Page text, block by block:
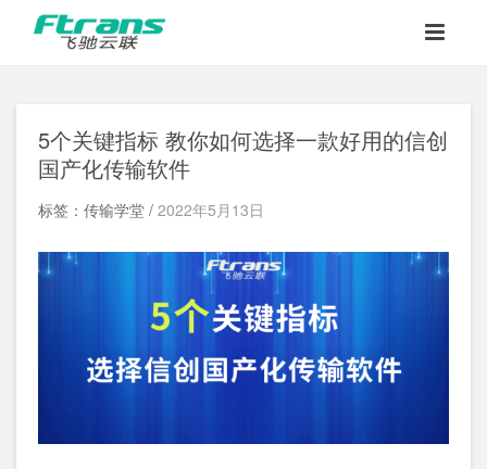
5个关键指标 教你如何选择一款好用的信创
国产化传输软件
标签：传输学堂 / 2022年5月13日